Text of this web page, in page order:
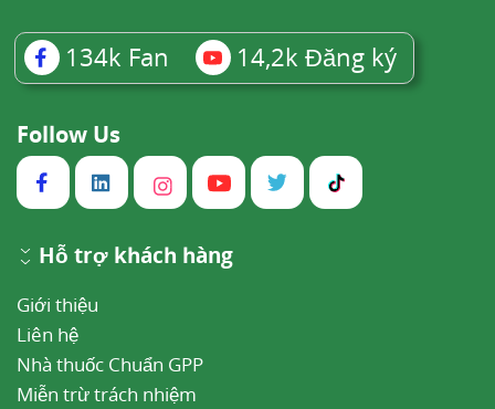
134k Fan 14,2k Đăng ký
Follow Us
Hỗ trợ khách hàng
Giới thiệu
Liên hệ
Nhà thuốc Chuẩn GPP
Miễn trừ trách nhiệm